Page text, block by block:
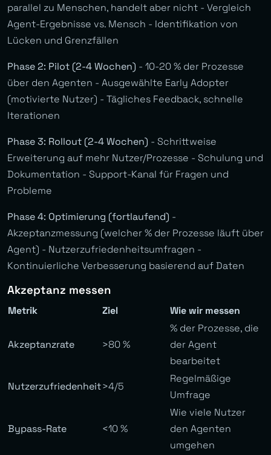
parallel zu Menschen, handelt aber nicht - Vergleich
Agent-Ergebnisse vs. Mensch - Identifikation von
Lücken und Grenzfällen
Phase 2: Pilot (2-4 Wochen) - 10-20 % der Prozesse
über den Agenten - Ausgewählte Early Adopter
(motivierte Nutzer) - Tägliches Feedback, schnelle
Iterationen
Phase 3: Rollout (2-4 Wochen) - Schrittweise
Erweiterung auf mehr Nutzer/Prozesse - Schulung und
Dokumentation - Support-Kanal für Fragen und
Probleme
Phase 4: Optimierung (fortlaufend) -
Akzeptanzmessung (welcher % der Prozesse läuft über
Agent) - Nutzerzufriedenheitsumfragen -
Kontinuierliche Verbesserung basierend auf Daten
Akzeptanz messen
Metrik Ziel Wie wir messen
Akzeptanzrate >80 %
% der Prozesse, die
der Agent
bearbeitet
Nutzerzufriedenheit>4/5
Regelmäßige
Umfrage
Bypass-Rate <10 %
Wie viele Nutzer
den Agenten
umgehen